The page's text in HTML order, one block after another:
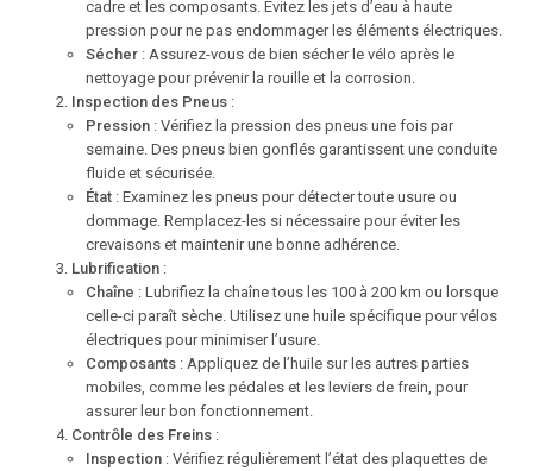
cadre et les composants. Évitez les jets d’eau à haute
pression pour ne pas endommager les éléments électriques.
Sécher : Assurez-vous de bien sécher le vélo après le
nettoyage pour prévenir la rouille et la corrosion.
Inspection des Pneus :
Pression : Vérifiez la pression des pneus une fois par
semaine. Des pneus bien gonflés garantissent une conduite
fluide et sécurisée.
État : Examinez les pneus pour détecter toute usure ou
dommage. Remplacez-les si nécessaire pour éviter les
crevaisons et maintenir une bonne adhérence.
Lubrification :
Chaîne : Lubrifiez la chaîne tous les 100 à 200 km ou lorsque
celle-ci paraît sèche. Utilisez une huile spécifique pour vélos
électriques pour minimiser l’usure.
Composants : Appliquez de l’huile sur les autres parties
mobiles, comme les pédales et les leviers de frein, pour
assurer leur bon fonctionnement.
Contrôle des Freins :
Inspection : Vérifiez régulièrement l’état des plaquettes de